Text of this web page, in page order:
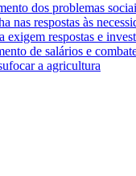
dos problemas
nas respostas às
exigem respostas e
de salários e
a agricultura